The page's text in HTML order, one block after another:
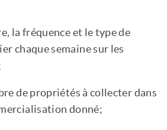
la fréquence et le type de
chaque semaine sur les
de propriétés à collecter dans
donné;